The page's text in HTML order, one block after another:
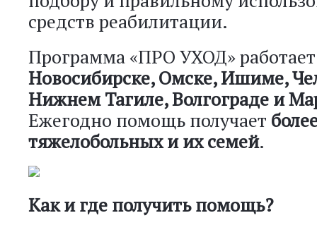
средств реабилитации.
Программа «ПРО УХОД»
Новосибирске, Омске, Ишиме,
Нижнем Тагиле, Волгограде и
Ежегодно помощь получает
тяжелобольных и их семей.
Как и где получить помощь?